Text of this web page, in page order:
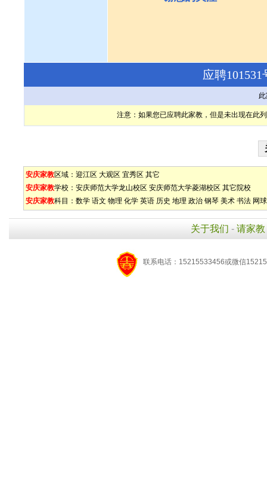
应聘
注意：如果您已应聘此家教，但是未出现在此
安庆家教区域： 迎江区 大观区 宜秀区 其它
安庆家教学校： 安庆师范大学龙山校区 安庆师范大学菱湖校区 其它院校
安庆家教科目： 数学 语文 物理 化学 英语 历史 地理 政治 钢琴 美术 书法 网球
关于我们 - 请家教
联系电话：15215533456或微信